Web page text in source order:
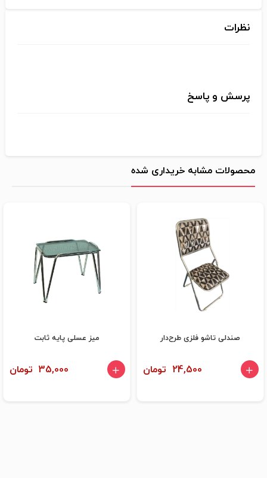
نظرات
پرسش و پاسخ
محصولات مشابه خریداری شده
صندلی تاشو فلزی طرح‌دار
24,500 تومان
میز عسلی پایه ثابت
35,000 تومان